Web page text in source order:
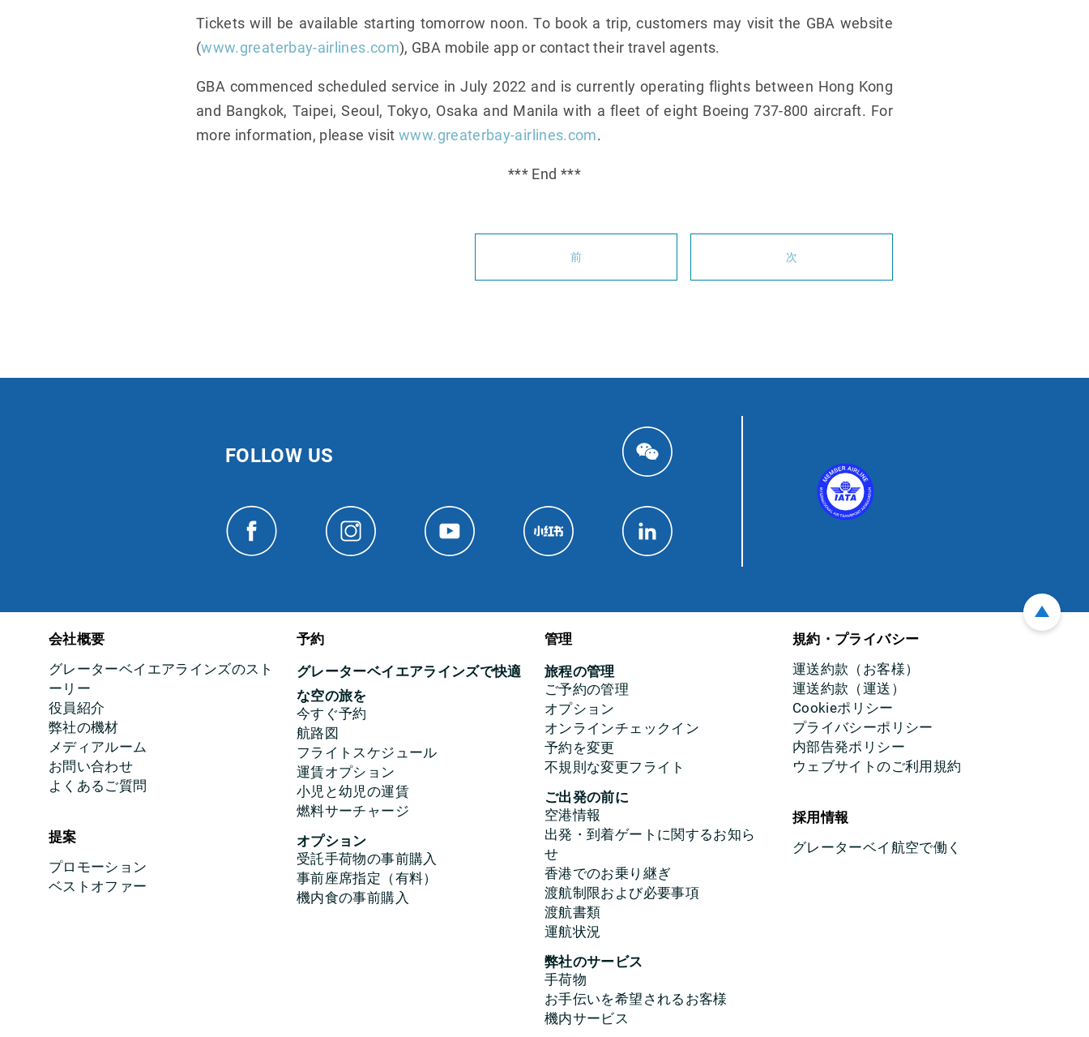
Tickets will be available starting tomorrow noon. To book a trip, customers may visit the GBA website
(www.greaterbay-airlines.com), GBA mobile app or contact their travel agents.
GBA commenced scheduled service in July 2022 and is currently operating flights between Hong Kong
and Bangkok, Taipei, Seoul, Tokyo, Osaka and Manila with a fleet of eight Boeing 737-800 aircraft. For
more information, please visitwww.greaterbay-airlines.com.
*** End ***
前 次
FOLLOW US
会社概要
グレーターベイエアラインズのスト
ーリー
役員紹介
弊社の機材
メディアルーム
お問い合わせ
よくあるご質問
提案
プロモーション
ベストオファー
予約
グレーターベイエアラインズで快適
な空の旅を
今すぐ予約
航路図
フライトスケジュール
運賃オプション
小児と幼児の運賃
燃料サーチャージ
オプション
受託手荷物の事前購入
事前座席指定（有料）
機内食の事前購入
管理
旅程の管理
ご予約の管理
オプション
オンラインチェックイン
予約を変更
不規則な変更フライト
ご出発の前に
空港情報
出発・到着ゲートに関するお知ら
せ
香港でのお乗り継ぎ
渡航制限および必要事項
渡航書類
運航状況
弊社のサービス
手荷物
お手伝いを希望されるお客様
機内サービス
規約・プライバシー
運送約款（お客様）
運送約款（運送）
Cookieポリシー
プライバシーポリシー
内部告発ポリシー
ウェブサイトのご利用規約
採用情報
グレーターベイ航空で働く